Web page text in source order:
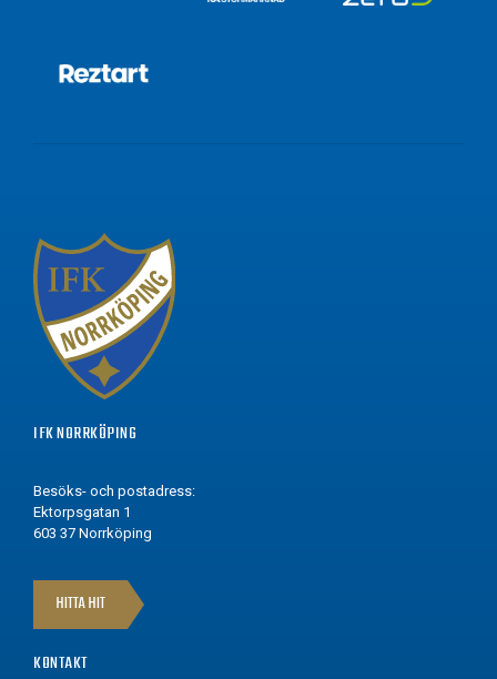
IFK NORRKÖPING
Besöks- och postadress:
Ektorpsgatan 1
603 37 Norrköping
HITTA HIT
KONTAKT